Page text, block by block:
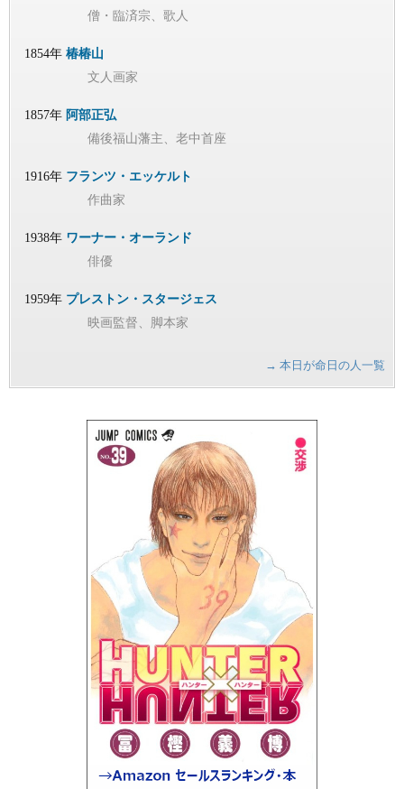
僧・臨済宗、歌人
1854年 椿椿山
文人画家
1857年 阿部正弘
備後福山藩主、老中首座
1916年 フランツ・エッケルト
作曲家
1938年 ワーナー・オーランド
俳優
1959年 プレストン・スタージェス
映画監督、脚本家
→ 本日が命日の人一覧